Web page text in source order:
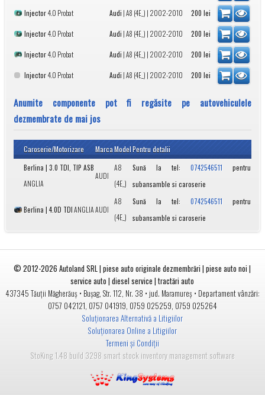
Injector4.0 Probat Audi |A8 (4E_) | 2002-2010 200 lei
Injector4.0 Probat Audi |A8 (4E_) | 2002-2010 200 lei
Injector4.0 Probat Audi |A8 (4E_) | 2002-2010 200 lei
Injector4.0 Probat Audi |A8 (4E_) | 2002-2010 200 lei
Anumite componente pot fi regăsite pe autovehiculele
dezmembrate de mai jos
Caroserie/Motorizare MarcaModelPentru detalii
Berlina | 3.0 TDI, TIP ASB
ANGLIA
AUDI
A8
(4E_)
Sună la tel: 0742546511 pentru
subansamble si caroserie
Berlina | 4.0D TDIANGLIAAUDI
A8
(4E_)
Sună la tel: 0742546511 pentru
subansamble si caroserie
© 2012-2026Autoland SRL | piese auto originale dezmembrări | piese auto noi |
service auto | diesel service | tractări auto
437345 Tăuții Măgherăuș• Bușag, Str. 112, Nr. 38 • jud. Maramureș • Departament vânzări:
0757 042121, 0757 041919, 0759 025259, 0759 025264
Soluționarea Alternativă a Litigiilor
Soluționarea Online a Litigiilor
Termeni și Condiții
StoKing 1.48 build 3298 smart stock inventory management software